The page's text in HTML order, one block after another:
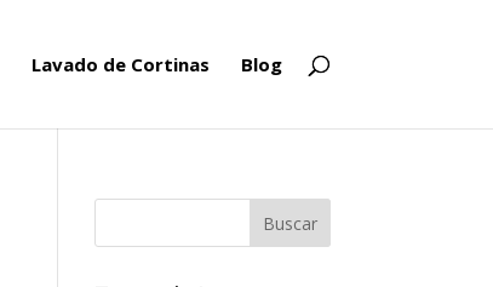
Lavado de Cortinas Blog